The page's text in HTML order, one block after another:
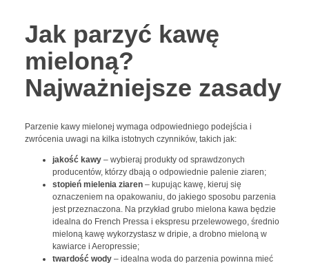
Jak parzyć kawę
mieloną?
Najważniejsze zasady
Parzenie kawy mielonej wymaga odpowiedniego podejścia i
zwrócenia uwagi na kilka istotnych czynników, takich jak:
jakość kawy – wybieraj produkty od sprawdzonych
producentów, którzy dbają o odpowiednie palenie ziaren;
stopień mielenia ziaren – kupując kawę, kieruj się
oznaczeniem na opakowaniu, do jakiego sposobu parzenia
jest przeznaczona. Na przykład grubo mielona kawa będzie
idealna do French Pressa i ekspresu przelewowego, średnio
mieloną kawę wykorzystasz w dripie, a drobno mieloną w
kawiarce i Aeropressie;
twardość wody – idealna woda do parzenia powinna mieć